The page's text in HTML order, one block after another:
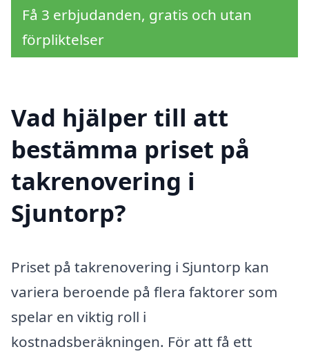
Få 3 erbjudanden, gratis och utan
förpliktelser
Vad hjälper till att
bestämma priset på
takrenovering i
Sjuntorp?
Priset på takrenovering i Sjuntorp kan
variera beroende på flera faktorer som
spelar en viktig roll i
kostnadsberäkningen. För att få ett